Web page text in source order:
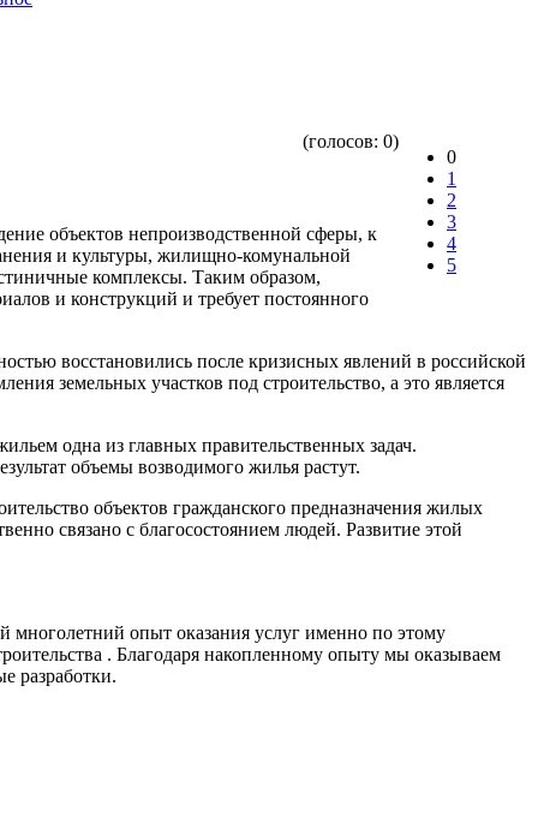
0
1
2
3
4
5
(голосов: 0)
объектов непроизводственной сферы, к
и культуры, жилищно-комунальной
комплексы. Таким образом,
и конструкций и требует постоянного
восстановились после кризисных явлений в российской
земельных участков под строительство, а это является
одна из главных правительственных задач.
объемы возводимого жилья растут.
объектов гражданского предназначения жилых
связано с благосостоянием людей. Развитие этой
опыт оказания услуг именно по этому
. Благодаря накопленному опыту мы оказываем
разработки.